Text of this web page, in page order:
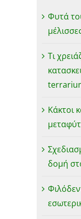
Φυτά
Τι
Κάκτοι
δομή